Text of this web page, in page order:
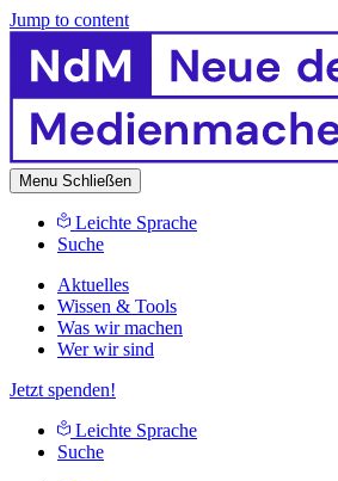
Jump to content
Menu Schließen
Leichte Sprache
Suche
Aktuelles
Wissen & Tools
Was wir machen
Wer wir sind
Jetzt spenden!
Leichte Sprache
Suche